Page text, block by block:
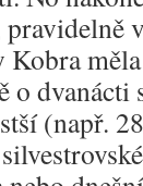
Kobra
o dvanácti
(např.